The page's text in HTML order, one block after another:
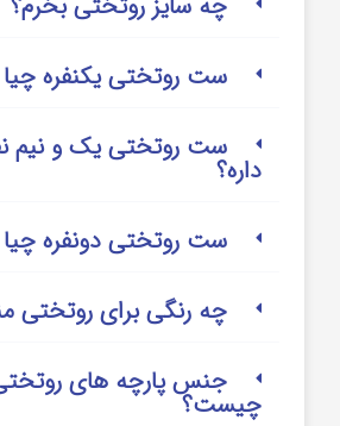
ست روتختی یکنفره چیا
ست روتختی یک و نیم
داره؟
ست روتختی دونفره چیا
چه رنگی برای روتختی
جنس پارچه های
چیست؟